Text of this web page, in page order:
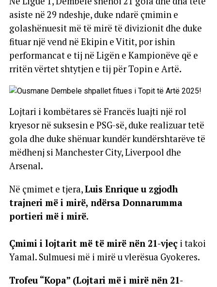
asiste në 29 ndeshje, duke ndarë çmimin e
golashënuesit më të mirë të divizionit dhe duke
fituar një vend në Ekipin e Vitit, por ishin
performancat e tij në Ligën e Kampionëve që e
rritën vërtet shtytjen e tij për Topin e Artë.
Lojtari i kombëtares së Francës luajti një rol
kryesor në suksesin e PSG-së, duke realizuar tetë
gola dhe duke shënuar kundër kundërshtarëve të
mëdhenj si Manchester City, Liverpool dhe
Arsenal.
Në çmimet e tjera,Luis Enrique u zgjodh
trajneri më i mirë, ndërsa Donnarumma
portieri më i mirë.
Çmimi i lojtarit më të mirë nën 21-vjeç i takoi
Yamal. Sulmuesi më i mirë u vlerësua Gyokeres.
Trofeu “Kopa” (Lojtari më i mirë nën 21-